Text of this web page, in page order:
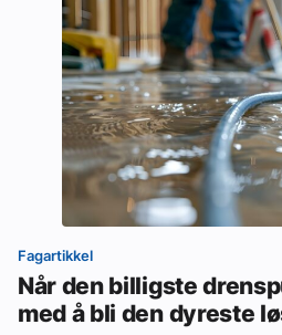
Fagartikkel
Når den billigste
med å bli den dyreste